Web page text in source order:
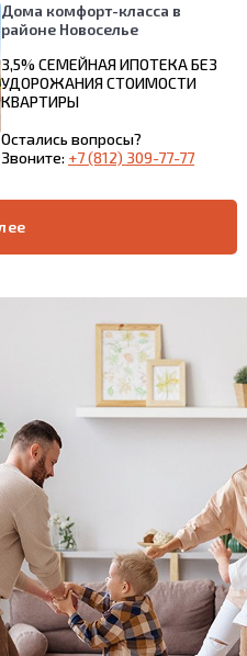
Дома комфорт-класса в
районе Новоселье
3,5% СЕМЕЙНАЯ ИПОТЕКА БЕЗ
УДОРОЖАНИЯ СТОИМОСТИ
КВАРТИРЫ
Остались вопросы?
Звоните: +7 (812) 309-77-77